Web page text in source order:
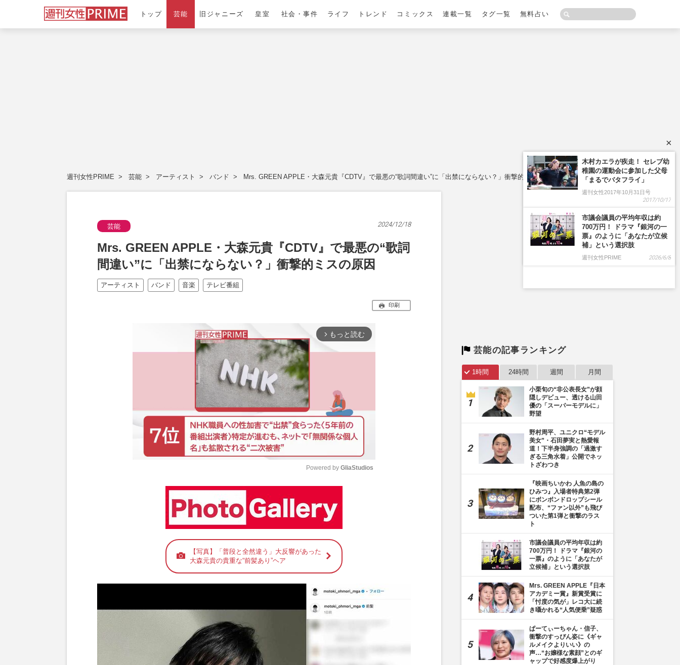
トップ 芸能 旧ジャニーズ 皇室 社会・事件 ライフ トレンド コミックス 連載一覧 タグ一覧 無料占い
週刊女性PRIME 芸能 アーティスト バンド Mrs. GREEN APPLE・大森元貴『CDTV』で最悪の“歌詞間違い”に「出禁にならない？」衝撃的ミスの原因
芸能 2024/12/18
Mrs. GREEN APPLE・大森元貴『CDTV』で最悪の“歌詞
間違い”に「出禁にならない？」衝撃的ミスの原因
アーティスト バンド 音楽 テレビ番組
印刷
arrow_forward_ios もっと読む
u
e
Powered by GliaStudios
【写真】「普段と全然違う」大反響があった
大森元貴の貴重な“前髪あり”ヘア
芸能の記事ランキング
1時間 24時間 週間 月間
小栗旬の“非公表長女”が顔
隠しデビュー、透ける山田
優の「スーパーモデルに」
野望
野村周平、ユニクロ“モデル
美女”・石田夢実と熱愛報
道！下半身強調の「過激す
ぎる三角水着」公開でネッ
トざわつき
『映画ちいかわ 人魚の島の
ひみつ』入場者特典第2弾
にボンボンドロップシール
配布、“ファン以外”も飛び
ついた第1弾と衝撃のラス
ト
市議会議員の平均年収は約
700万円！ ドラマ『銀河の
一票』のように「あなたが
立候補」という選択肢
Mrs. GREEN APPLE『日本
アカデミー賞』新賞受賞に
「忖度の気が」レコ大に続
き囁かれる“人気便乗”疑惑
ぱーてぃーちゃん・信子、
衝撃のすっぴん姿に《ギャ
ルメイクよりいい》の
声…“お嬢様な素顔”とのギ
ャップで好感度爆上がり
×
木村カエラが疾走！ セレブ幼
稚園の運動会に参加した父母
「まるでバタフライ」
週刊女性2017年10月31日号
2017/10/17
市議会議員の平均年収は約
700万円！ ドラマ『銀河の一
票』のように「あなたが立候
補」という選択肢
週刊女性PRIME 2026/6/8